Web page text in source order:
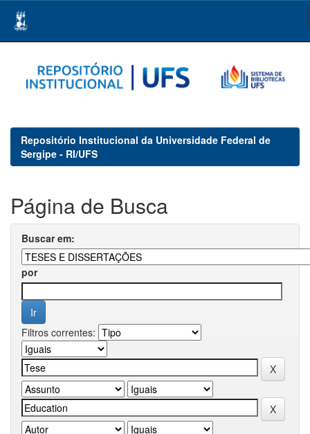
navigation
Repositório Institucional da Universidade Federal de
Sergipe - RI/UFS
Página de Busca
Buscar em:
por
Filtros correntes: